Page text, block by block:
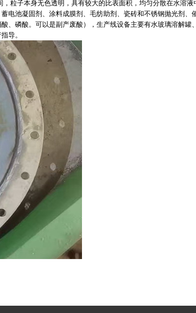
粒子本身无色透明，具有较大的比表面积，均匀分散在水溶液
电池凝固剂、涂料成膜剂、毛纺助剂、瓷砖和不锈钢抛光剂、
、磷酸。可以是副产废酸），生产线设备主要有水玻璃溶解罐
导。